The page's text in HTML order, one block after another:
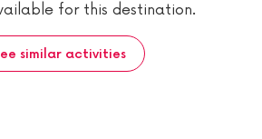
for this destination.
similar activities